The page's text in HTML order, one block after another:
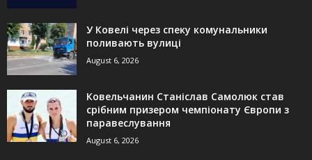
У Ковелі через спеку комунальники
поливають вулиці
August 6, 2026
Ковельчанин Станіслав Самолюк став
срібним призером чемпіонату Європи з
паравеслування
August 6, 2026